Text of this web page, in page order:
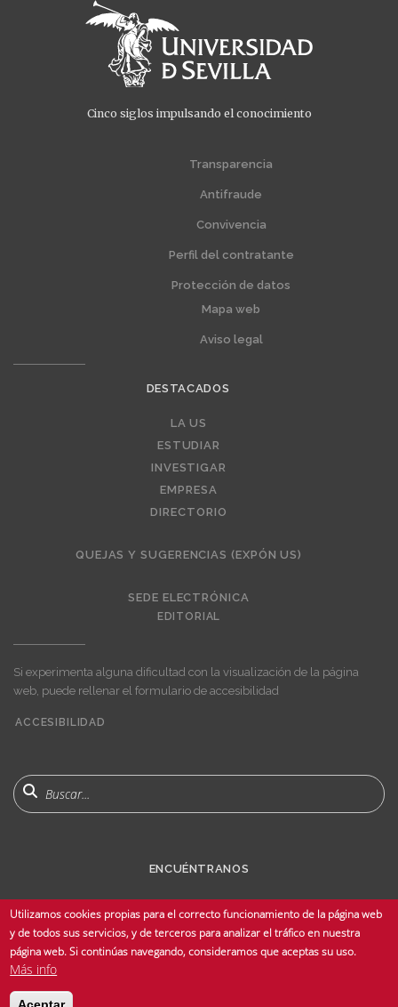
Cinco siglos impulsando el conocimiento
Transparencia
Antifraude
Convivencia
Perfil del contratante
Protección de datos
Mapa web
Aviso legal
DESTACADOS
LA US
ESTUDIAR
INVESTIGAR
EMPRESA
DIRECTORIO
QUEJAS Y SUGERENCIAS (EXPÓN US)
SEDE ELECTRÓNICA
EDITORIAL
Si experimenta alguna dificultad con la visualización de la página
web, puede rellenar el formulario de accesibilidad
menu
ACCESIBILIDAD
Buscar
ENCUÉNTRANOS
© Copyright 2025 Universidad de Sevilla - Todos los derechos reservados -
Utilizamos cookies propias para el correcto funcionamiento de la página web
y de todos sus servicios, y de terceros para analizar el tráfico en nuestra
página web. Si continúas navegando, consideramos que aceptas su uso.
Más info